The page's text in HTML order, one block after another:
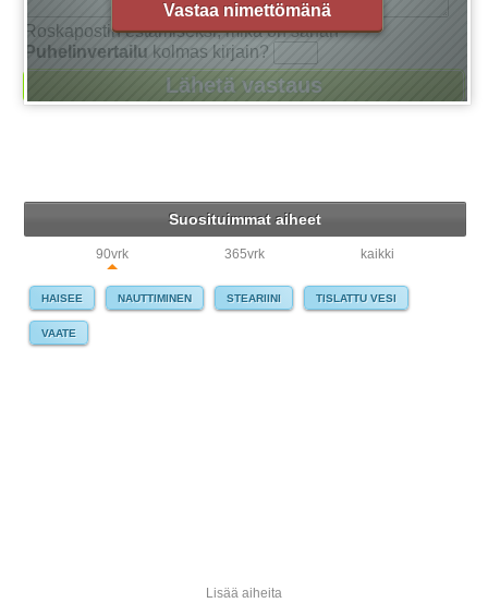
Vastaa nimettömänä
Roskapostin estämiseksi, mikä on sanan
Puhelinvertailu kolmas kirjain?
Suosituimmat aiheet
90vrk 365vrk kaikki
HAISEE NAUTTIMINEN STEARIINI TISLATTU VESI
VAATE
Lisää aiheita